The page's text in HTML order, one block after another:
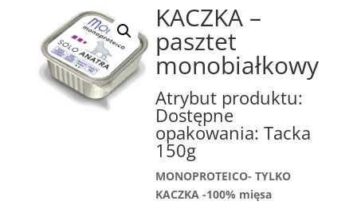
KACZKA –
pasztet
monobiałkowy
Atrybut produktu:
Dostępne
opakowania: Tacka
150g
MONOPROTEICO- TYLKO
KACZKA -100% mięsa